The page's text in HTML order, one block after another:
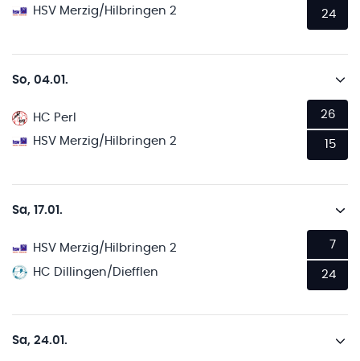
HSV Merzig/Hilbringen 2
24
So, 04.01.
HC Perl
HSV Merzig/Hilbringen 2
26
15
Sa, 17.01.
HSV Merzig/Hilbringen 2
HC Dillingen/Diefflen
7
24
Sa, 24.01.